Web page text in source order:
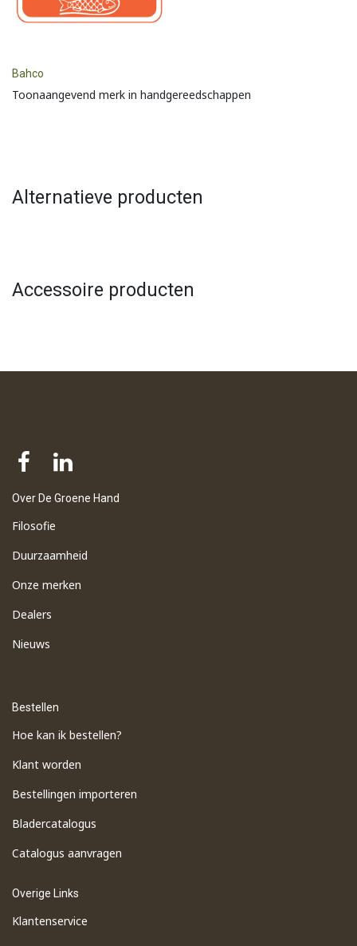
Bahco
Toonaangevend merk in handgereedschappen
Alternatieve producten
Accessoire producten
Over De Groene Hand
Filosofie
Duurzaamheid
Onze merken
Dealers
Nieuws
Bestellen
Hoe kan ik bestellen?
Klant worden
Bestellingen importeren
​Bladercatalogus
​Catalogus aanvragen
Overige Links
Klantenservice